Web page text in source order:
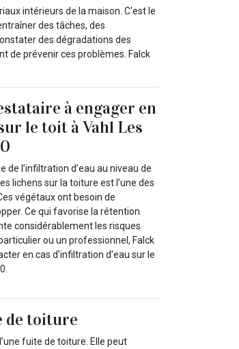
intérieurs de la maison. C'est le
des tâches, des
des dégradations des
de prévenir ces problèmes. Falck
à engager en
le toit à Vahl Les
de l’infiltration d’eau au niveau de
lichens sur la toiture est l’une des
végétaux ont besoin de
Ce qui favorise la rétention
considérablement les risques
ou un professionnel, Falck
en cas d’infiltration d’eau sur le
de toiture
fuite de toiture. Elle peut